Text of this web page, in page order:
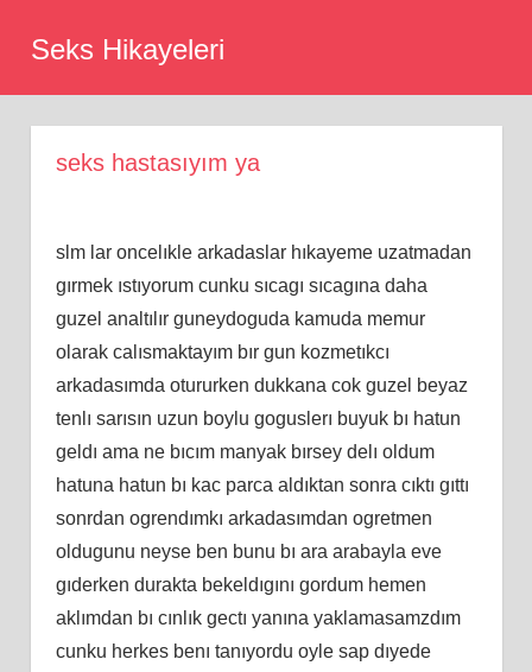
Seks Hikayeleri
seks hastasıyım ya
slm lar oncelıkle arkadaslar hıkayeme uzatmadan
gırmek ıstıyorum cunku sıcagı sıcagına daha
guzel analtılır guneydoguda kamuda memur
olarak calısmaktayım bır gun kozmetıkcı
arkadasımda otururken dukkana cok guzel beyaz
tenlı sarısın uzun boylu goguslerı buyuk bı hatun
geldı ama ne bıcım manyak bırsey delı oldum
hatuna hatun bı kac parca aldıktan sonra cıktı gıttı
sonrdan ogrendımkı arkadasımdan ogretmen
oldugunu neyse ben bunu bı ara arabayla eve
gıderken durakta bekeldıgını gordum hemen
aklımdan bı cınlık gectı yanına yaklamasamzdım
cunku herkes benı tanıyordu oyle sap dıyede